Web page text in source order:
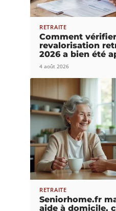
RETRAITE
Comment
revalorisation
2026 a bien été
4 août 2026
RETRAITE
Seniorhome.fr
aide à domicile,